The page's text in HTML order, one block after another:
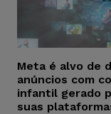
Meta é alvo de
anúncios com
infantil gerado
suas